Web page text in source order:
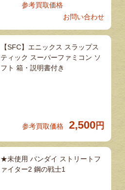
参考買取価格
お問い合わせ
【SFC】エニックス スラップス
ティック スーパーファミコン ソ
フト 箱・説明書付き
参考買取価格 2,500 円
★未使用 バンダイ ストリートフ
ァイター2 鋼の戦士1